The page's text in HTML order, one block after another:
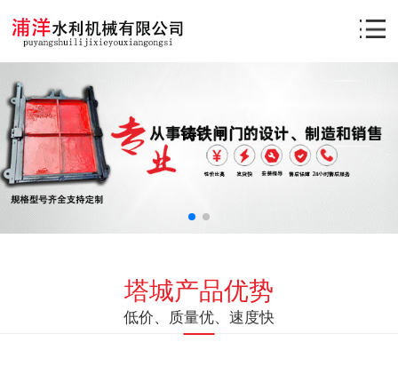
塔城产品优势
低价、质量优、速度快